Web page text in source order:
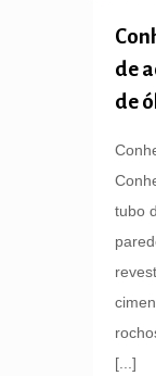
de
de
tubo
[...]